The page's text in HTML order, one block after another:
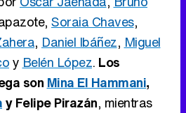
Soraia Chaves,
, Daniel Ibáñez, Miguel
y Belén López. Los
son Mina El Hammani,
y Felipe Pirazán, mientras